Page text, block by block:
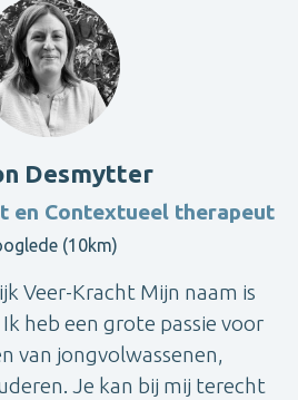
Desmytter
en Contextueel therapeut
(10km)
Veer-Kracht Mijn naam is
heb een grote passie voor
van jongvolwassenen,
Je kan bij mij terecht